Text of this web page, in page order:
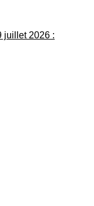
juillet 2026 :